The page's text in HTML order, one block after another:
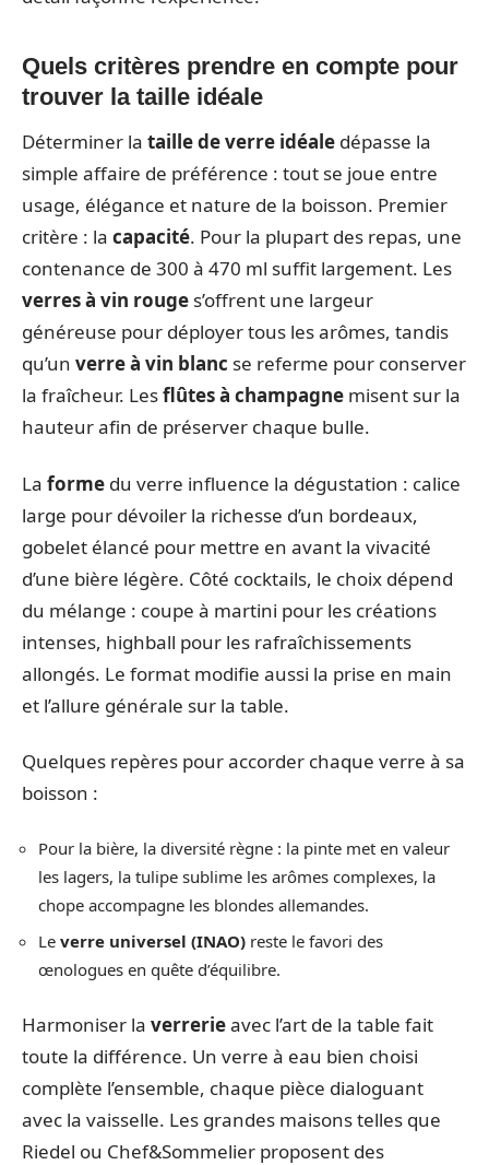
Quels critères prendre en compte pour
trouver la taille idéale
Déterminer la taille de verre idéale dépasse la
simple affaire de préférence : tout se joue entre
usage, élégance et nature de la boisson. Premier
critère : la capacité. Pour la plupart des repas, une
contenance de 300 à 470 ml suffit largement. Les
verres à vin rouge s’offrent une largeur
généreuse pour déployer tous les arômes, tandis
qu’un verre à vin blanc se referme pour conserver
la fraîcheur. Lesflûtes à champagne misent sur la
hauteur afin de préserver chaque bulle.
La forme du verre influence la dégustation : calice
large pour dévoiler la richesse d’un bordeaux,
gobelet élancé pour mettre en avant la vivacité
d’une bière légère. Côté cocktails, le choix dépend
du mélange : coupe à martini pour les créations
intenses, highball pour les rafraîchissements
allongés. Le format modifie aussi la prise en main
et l’allure générale sur la table.
Quelques repères pour accorder chaque verre à sa
boisson :
Pour la bière, la diversité règne : la pinte met en valeur
les lagers, la tulipe sublime les arômes complexes, la
chope accompagne les blondes allemandes.
Le verre universel (INAO) reste le favori des
œnologues en quête d’équilibre.
Harmoniser la verrerieavec l’art de la table fait
toute la différence. Un verre à eau bien choisi
complète l’ensemble, chaque pièce dialoguant
avec la vaisselle. Les grandes maisons telles que
Riedel ou Chef&Sommelier proposent des